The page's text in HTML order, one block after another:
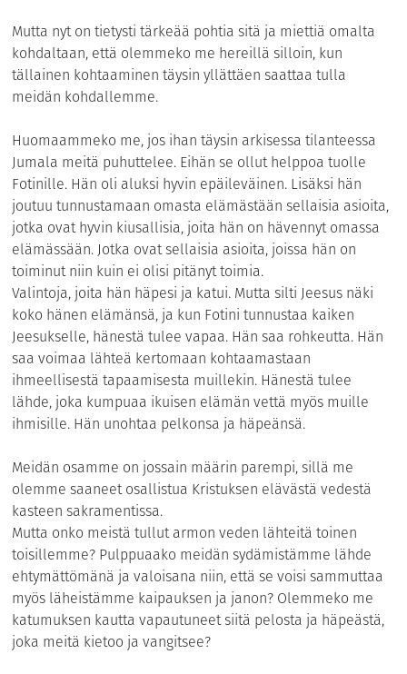
Mutta nyt on tietysti tärkeää pohtia sitä ja miettiä omalta
kohdaltaan, että olemmeko me hereillä silloin, kun
tällainen kohtaaminen täysin yllättäen saattaa tulla
meidän kohdallemme.
Huomaammeko me, jos ihan täysin arkisessa tilanteessa
Jumala meitä puhuttelee. Eihän se ollut helppoa tuolle
Fotinille. Hän oli aluksi hyvin epäileväinen. Lisäksi hän
joutuu tunnustamaan omasta elämästään sellaisia asioita,
jotka ovat hyvin kiusallisia, joita hän on hävennyt omassa
elämässään. Jotka ovat sellaisia asioita, joissa hän on
toiminut niin kuin ei olisi pitänyt toimia.
Valintoja, joita hän häpesi ja katui. Mutta silti Jeesus näki
koko hänen elämänsä, ja kun Fotini tunnustaa kaiken
Jeesukselle, hänestä tulee vapaa. Hän saa rohkeutta. Hän
saa voimaa lähteä kertomaan kohtaamastaan
ihmeellisestä tapaamisesta muillekin. Hänestä tulee
lähde, joka kumpuaa ikuisen elämän vettä myös muille
ihmisille. Hän unohtaa pelkonsa ja häpeänsä.
Meidän osamme on jossain määrin parempi, sillä me
olemme saaneet osallistua Kristuksen elävästä vedestä
kasteen sakramentissa.
Mutta onko meistä tullut armon veden lähteitä toinen
toisillemme? Pulppuaako meidän sydämistämme lähde
ehtymättömänä ja valoisana niin, että se voisi sammuttaa
myös läheistämme kaipauksen ja janon? Olemmeko me
katumuksen kautta vapautuneet siitä pelosta ja häpeästä,
joka meitä kietoo ja vangitsee?